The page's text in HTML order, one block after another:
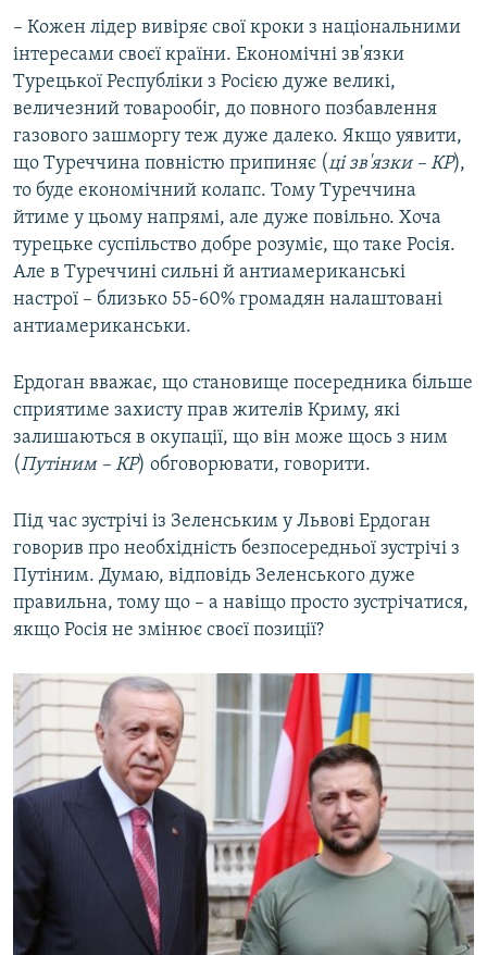
– Кожен лідер вивіряє свої кроки з національними
інтересами своєї країни. Економічні зв'язки
Турецької Республіки з Росією дуже великі,
величезний товарообіг, до повного позбавлення
газового зашморгу теж дуже далеко. Якщо уявити,
що Туреччина повністю припиняє (ці зв'язки – КР),
то буде економічний колапс. Тому Туреччина
йтиме у цьому напрямі, але дуже повільно. Хоча
турецьке суспільство добре розуміє, що таке Росія.
Але в Туреччині сильні й антиамериканські
настрої – близько 55-60% громадян налаштовані
антиамериканськи.
Ердоган вважає, що становище посередника більше
сприятиме захисту прав жителів Криму, які
залишаються в окупації, що він може щось з ним
(Путіним – КР) обговорювати, говорити.
Під час зустрічі із Зеленським у Львові Ердоган
говорив про необхідність безпосередньої зустрічі з
Путіним. Думаю, відповідь Зеленського дуже
правильна, тому що – а навіщо просто зустрічатися,
якщо Росія не змінює своєї позиції?